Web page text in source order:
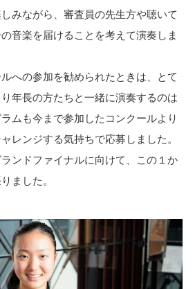
みながら、審査員の先生方や聴いて
音楽を届けることを考えて演奏しま
への参加を勧められたときは、とて
年長の方たちと一緒に演奏するのは
ムも今まで参加したコンクールより
レンジする気持ちで応募しました。
ンドファイナルに向けて、この１か
ました。